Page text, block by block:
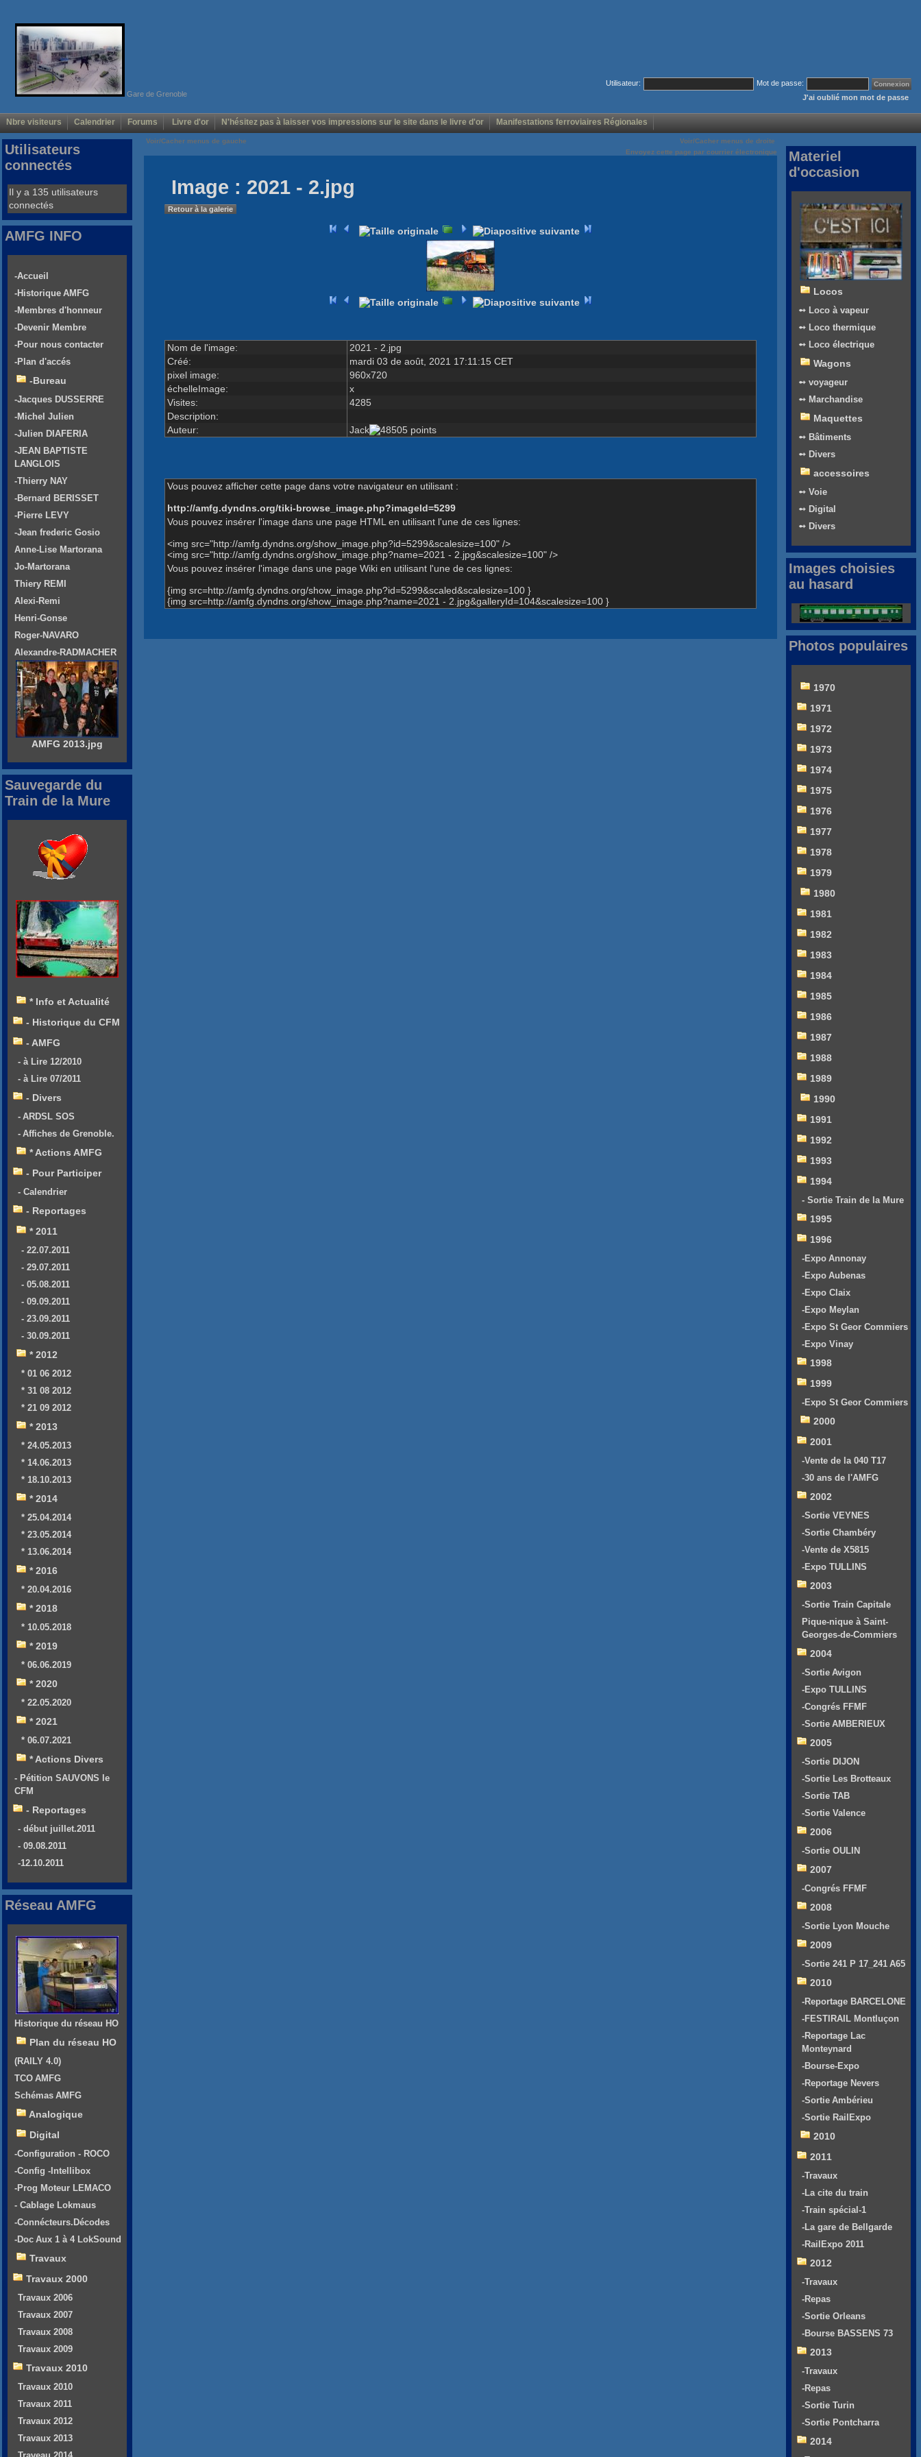
Gare de Grenoble
Utilisateur:
Mot de passe:
J'ai oublié mon mot de passe
Nbre visiteurs Calendrier Forums Livre d'or N'hésitez pas à laisser vos impressions sur le site dans le livre d'or Manifestations ferroviaires Régionales
Voir/Cacher menus de gauche
Voir/Cacher menus de droite
Envoyez cette page par courrier électronique
Image : 2021 - 2.jpg
Retour à la galerie
Nom de l'image:
2021 - 2.jpg
Créé:
mardi 03 de août, 2021 17:11:15 CET
pixel image:
960x720
échelleImage:
x
Visites:
4285
Description:
Auteur:
Jack
Vous pouvez afficher cette page dans votre navigateur en utilisant :
http://amfg.dyndns.org/tiki-browse_image.php?imageId=5299
Vous pouvez insérer l'image dans une page HTML en utilisant l'une de ces lignes:
<img src="http://amfg.dyndns.org/show_image.php?id=5299&scalesize=100" />
<img src="http://amfg.dyndns.org/show_image.php?name=2021 - 2.jpg&scalesize=100" />
Vous pouvez insérer l'image dans une page Wiki en utilisant l'une de ces lignes:
{img src=http://amfg.dyndns.org/show_image.php?id=5299&scaled&scalesize=100 }
{img src=http://amfg.dyndns.org/show_image.php?name=2021 - 2.jpg&galleryId=104&scalesize=100 }
Utilisateurs
connectés
Il y a 135 utilisateurs
connectés
AMFG INFO
-Accueil
-Historique AMFG
-Membres d'honneur
-Devenir Membre
-Pour nous contacter
-Plan d'accés
-Bureau
-Jacques DUSSERRE
-Michel Julien
-Julien DIAFERIA
-JEAN BAPTISTE
LANGLOIS
-Thierry NAY
-Bernard BERISSET
-Pierre LEVY
-Jean frederic Gosio
Anne-Lise Martorana
Jo-Martorana
Thiery REMI
Alexi-Remi
Henri-Gonse
Roger-NAVARO
Alexandre-RADMACHER
AMFG 2013.jpg
Sauvegarde du
Train de la Mure
* Info et Actualité
- Historique du CFM
- AMFG
- à Lire 12/2010
- à Lire 07/2011
- Divers
- ARDSL SOS
- Affiches de Grenoble.
* Actions AMFG
- Pour Participer
- Calendrier
- Reportages
* 2011
- 22.07.2011
- 29.07.2011
- 05.08.2011
- 09.09.2011
- 23.09.2011
- 30.09.2011
* 2012
* 01 06 2012
* 31 08 2012
* 21 09 2012
* 2013
* 24.05.2013
* 14.06.2013
* 18.10.2013
* 2014
* 25.04.2014
* 23.05.2014
* 13.06.2014
* 2016
* 20.04.2016
* 2018
* 10.05.2018
* 2019
* 06.06.2019
* 2020
* 22.05.2020
* 2021
* 06.07.2021
* Actions Divers
- Pétition SAUVONS le
CFM
- Reportages
- début juillet.2011
- 09.08.2011
-12.10.2011
Réseau AMFG
Historique du réseau HO
Plan du réseau HO
(RAILY 4.0)
TCO AMFG
Schémas AMFG
Analogique
Digital
-Configuration - ROCO
-Config -Intellibox
-Prog Moteur LEMACO
- Cablage Lokmaus
-Connécteurs.Décodes
-Doc Aux 1 à 4 LokSound
Travaux
Travaux 2000
Travaux 2006
Travaux 2007
Travaux 2008
Travaux 2009
Travaux 2010
Travaux 2010
Travaux 2011
Travaux 2012
Travaux 2013
Materiel
d'occasion
Locos
➻ Loco à vapeur
➻ Loco thermique
➻ Loco électrique
Wagons
➻ voyageur
➻ Marchandise
Maquettes
➻ Bâtiments
➻ Divers
accessoires
➻ Voie
➻ Digital
➻ Divers
Images choisies
au hasard
Photos populaires
1970
1971
1972
1973
1974
1975
1976
1977
1978
1979
1980
1981
1982
1983
1984
1985
1986
1987
1988
1989
1990
1991
1992
1993
1994
- Sortie Train de la Mure
1995
1996
-Expo Annonay
-Expo Aubenas
-Expo Claix
-Expo Meylan
-Expo St Geor Commiers
-Expo Vinay
1998
1999
-Expo St Geor Commiers
2000
2001
-Vente de la 040 T17
-30 ans de l'AMFG
2002
-Sortie VEYNES
-Sortie Chambéry
-Vente de X5815
-Expo TULLINS
2003
-Sortie Train Capitale
Pique-nique à Saint-
Georges-de-Commiers
2004
-Sortie Avigon
-Expo TULLINS
-Congrés FFMF
-Sortie AMBERIEUX
2005
-Sortie DIJON
-Sortie Les Brotteaux
-Sortie TAB
-Sortie Valence
2006
-Sortie OULIN
2007
-Congrés FFMF
2008
-Sortie Lyon Mouche
2009
-Sortie 241 P 17_241 A65
2010
-Reportage BARCELONE
-FESTIRAIL Montluçon
-Reportage Lac
Monteynard
-Bourse-Expo
-Reportage Nevers
-Sortie Ambérieu
-Sortie RailExpo
2010
2011
-Travaux
-La cite du train
-Train spécial-1
-La gare de Bellgarde
-RailExpo 2011
2012
-Travaux
-Repas
-Sortie Orleans
-Bourse BASSENS 73
2013
-Travaux
-Repas
-Sortie Turin
-Sortie Pontcharra
2014